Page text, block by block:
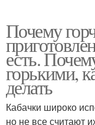
Почему
есть.
горькими,
делать
Кабачки широко
но не все считают